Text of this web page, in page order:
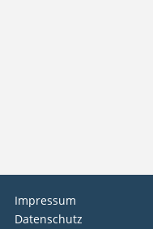
Impressum
Datenschutz